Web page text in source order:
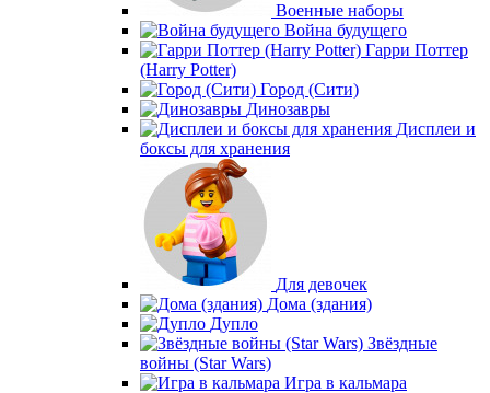
Военные наборы
Война будущего
Гарри Поттер
(Harry Potter)
Город (Сити)
Динозавры
Дисплеи и
боксы для хранения
Для девочек
Дома (здания)
Дупло
Звёздные
войны (Star Wars)
Игра в кальмара